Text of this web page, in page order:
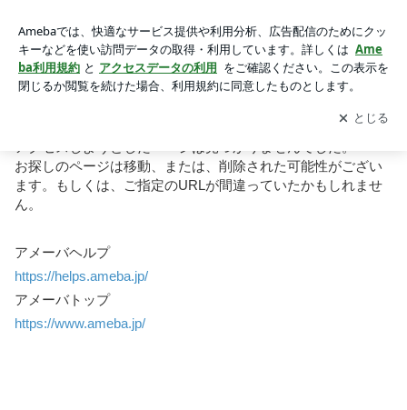
お探しのページを表示できません
お探しのページは移動、または、削除された可能性がござい
ます。もしくは、ご指定のURLが間違っていたかもしれませ
ん。
アメーバヘルプ
https://helps.ameba.jp/
アメーバトップ
https://www.ameba.jp/